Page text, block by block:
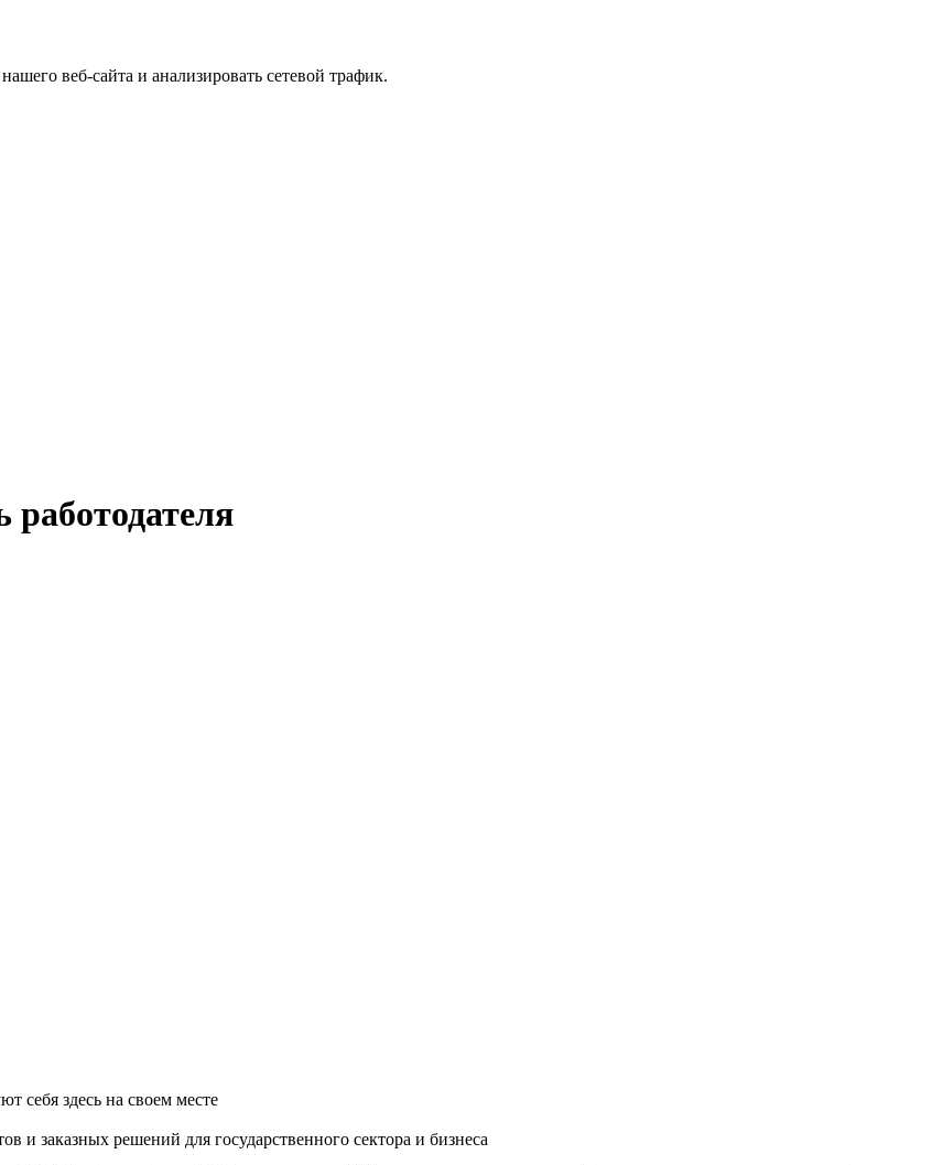
веб-сайта и анализировать сетевой трафик.
себя здесь на своем месте
и заказных решений для государственного сектора и бизнеса